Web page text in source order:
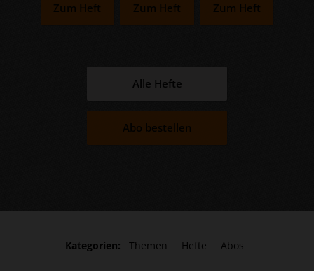
Zum Heft Zum Heft Zum Heft
Alle Hefte
Abo bestellen
Kategorien: Themen Hefte Abos